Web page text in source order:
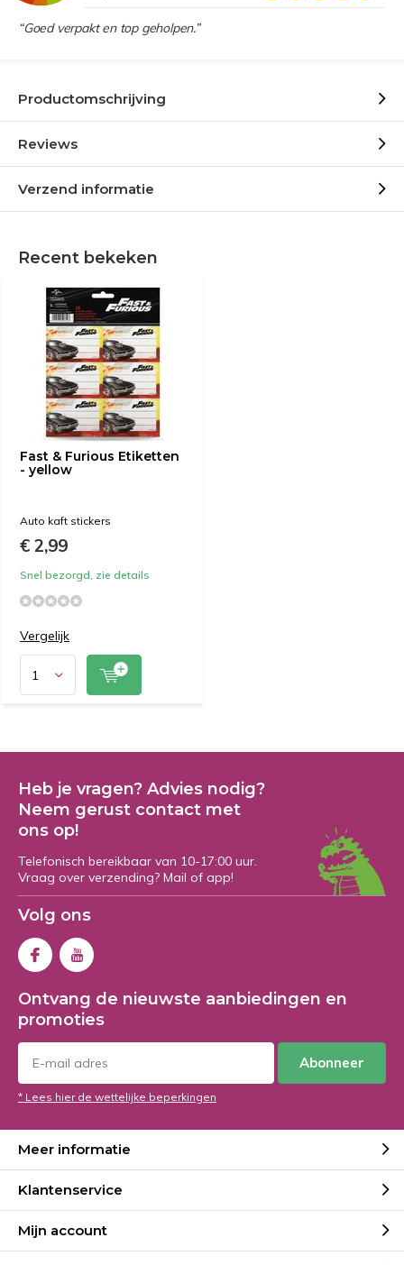
“Goed verpakt en top geholpen.”
Productomschrijving
Reviews
Verzend informatie
Recent bekeken
Fast & Furious Etiketten
- yellow
Auto kaft stickers
€ 2,99
Snel bezorgd, zie details
Vergelijk
Heb je vragen? Advies nodig?
Neem gerust contact met
ons op!
Telefonisch bereikbaar van 10-17:00 uur.
Vraag over verzending? Mail of app!
Volg ons
Ontvang de nieuwste aanbiedingen en
promoties
Abonneer
* Lees hier de wettelijke beperkingen
Meer informatie
Klantenservice
Mijn account